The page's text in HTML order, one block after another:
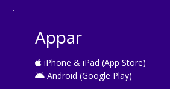
Appar
iPhone & iPad (App Store)
Android (Google Play)